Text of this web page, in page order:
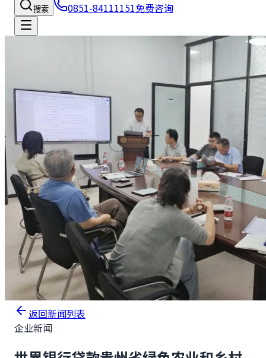
搜索 0851-84111151免费咨询
返回新闻列表
企业新闻